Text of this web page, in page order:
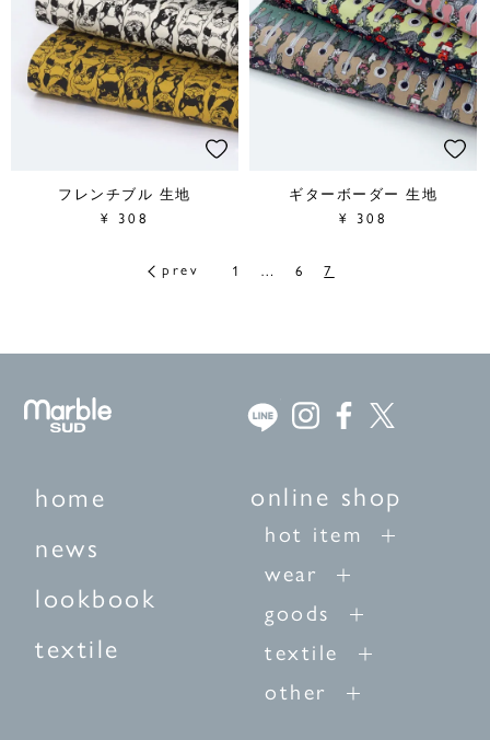
フレンチブル 生地
¥ 308
ギターボーダー 生地
¥ 308
1 … 6 7
home
news
lookbook
textile
online shop
hot item
wear
goods
textile
other